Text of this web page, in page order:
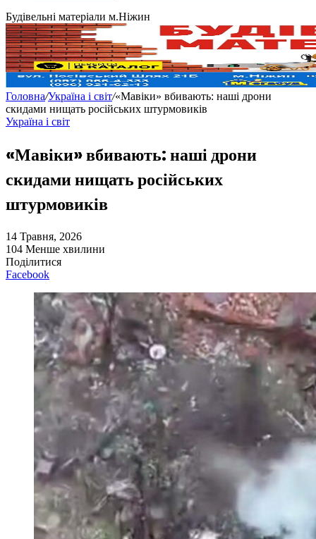
Будівельні матеріали м.Ніжин
Головна/Україна і світ/«Мавіки» вбивають: наші дрони
скидами нищать російських штурмовиків
Україна і світ
«Мавіки» вбивають: наші дрони
скидами нищать російських
штурмовиків
14 Травня, 2026
104 Менше хвилини
Поділитися
Facebook